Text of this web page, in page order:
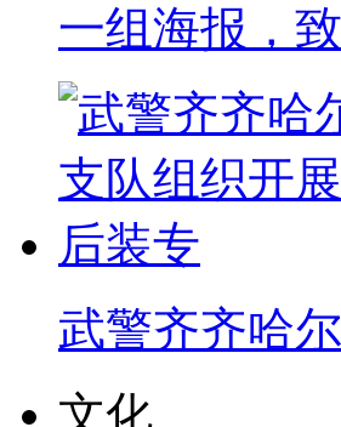
一组海报，
武警齐齐哈
文化